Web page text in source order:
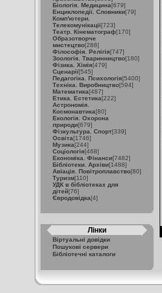
Біологія. Медицина[679]
Енциклопедії. Словники[79]
Комп'ютери.
Телекомунікації[723]
Театр. Кінематограф[170]
Образотворче
мистецтво[288]
Філософія. Релігія[747]
Зоологія. Тваринництво[180]
Фізика. Хімія[479]
Сценарії[545]
Педагогіка. Психологія[5400]
Техніка. Виробництво[594]
Математика[487]
Етика. Естетика[222]
Астрономія.
Космонавтика[80]
Екологія. Охорона
природи[679]
Фізкультура. Спорт[339]
Освіта[1746]
Музика[244]
Соціологія[468]
Економіка. Фінанси[7482]
Бібліотеки. Архіви[1488]
Авіація. Повітроплавство[80]
Туризм[110]
УДК в бібліотеках для
дітей[76]
Євродовідка[4]
Лінки
Віртуальні довідки
Пошукові сервери
Бібліотечні каталоги